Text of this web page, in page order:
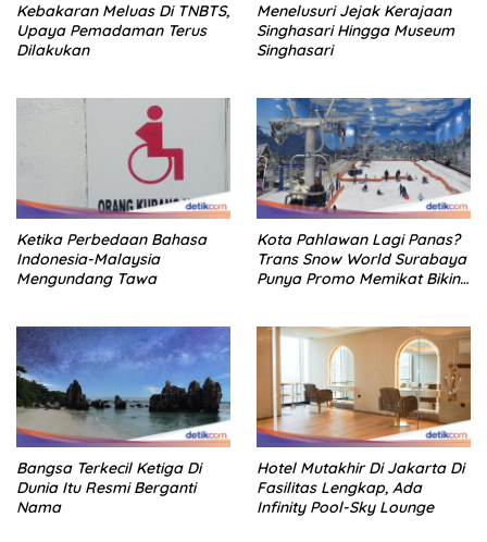
Kebakaran Meluas Di TNBTS,
Upaya Pemadaman Terus
Dilakukan
Menelusuri Jejak Kerajaan
Singhasari Hingga Museum
Singhasari
Ketika Perbedaan Bahasa
Indonesia-Malaysia
Mengundang Tawa
Kota Pahlawan Lagi Panas?
Trans Snow World Surabaya
Punya Promo Memikat Bikin
Bangsa Terkecil Ketiga Di
Dunia Itu Resmi Berganti
Nama
Hotel Mutakhir Di Jakarta Di
Fasilitas Lengkap, Ada
Infinity Pool-Sky Lounge